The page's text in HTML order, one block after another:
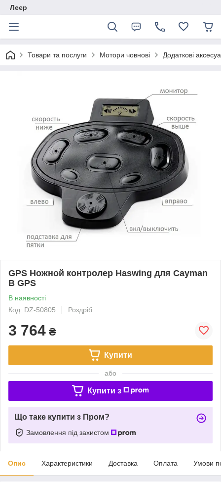
Леєр
Товари та послуги Мотори човнові Додаткові
GPS Ножной контролер Haswing для Cayman
B GPS
В наявності
Код: DZ-50805
Роздріб
3 764 ₴
Купити
або
Купити з
Що таке купити з Пром?
Замовлення під захистом
Опис Характеристики Доставка Оплата Умови